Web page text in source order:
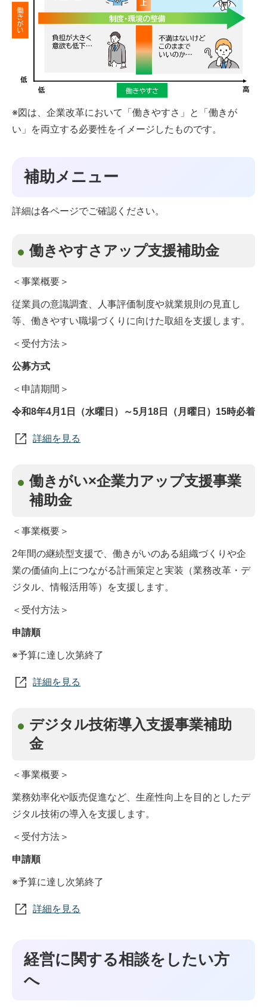
※図は、企業改革において「働きやすさ」と「働きが
い」を両立する必要性をイメージしたものです。
補助メニュー
詳細は各ページでご確認ください。
働きやすさアップ支援補助金
＜事業概要＞
従業員の意識調査、人事評価制度や就業規則の見直し
等、働きやすい職場づくりに向けた取組を支援します。
＜受付方法＞
公募方式
＜申請期間＞
令和8年4月1日（水曜日）～5月18日（月曜日）15時必着
詳細を見る
働きがい×企業力アップ支援事業
補助金
＜事業概要＞
2年間の継続型支援で、働きがいのある組織づくりや企
業の価値向上につながる計画策定と実装（業務改革・デ
ジタル、情報活用等）を支援します。
＜受付方法＞
申請順
※予算に達し次第終了
詳細を見る
デジタル技術導入支援事業補助
金
＜事業概要＞
業務効率化や販売促進など、生産性向上を目的としたデ
ジタル技術の導入を支援します。
＜受付方法＞
申請順
※予算に達し次第終了
詳細を見る
経営に関する相談をしたい方
へ